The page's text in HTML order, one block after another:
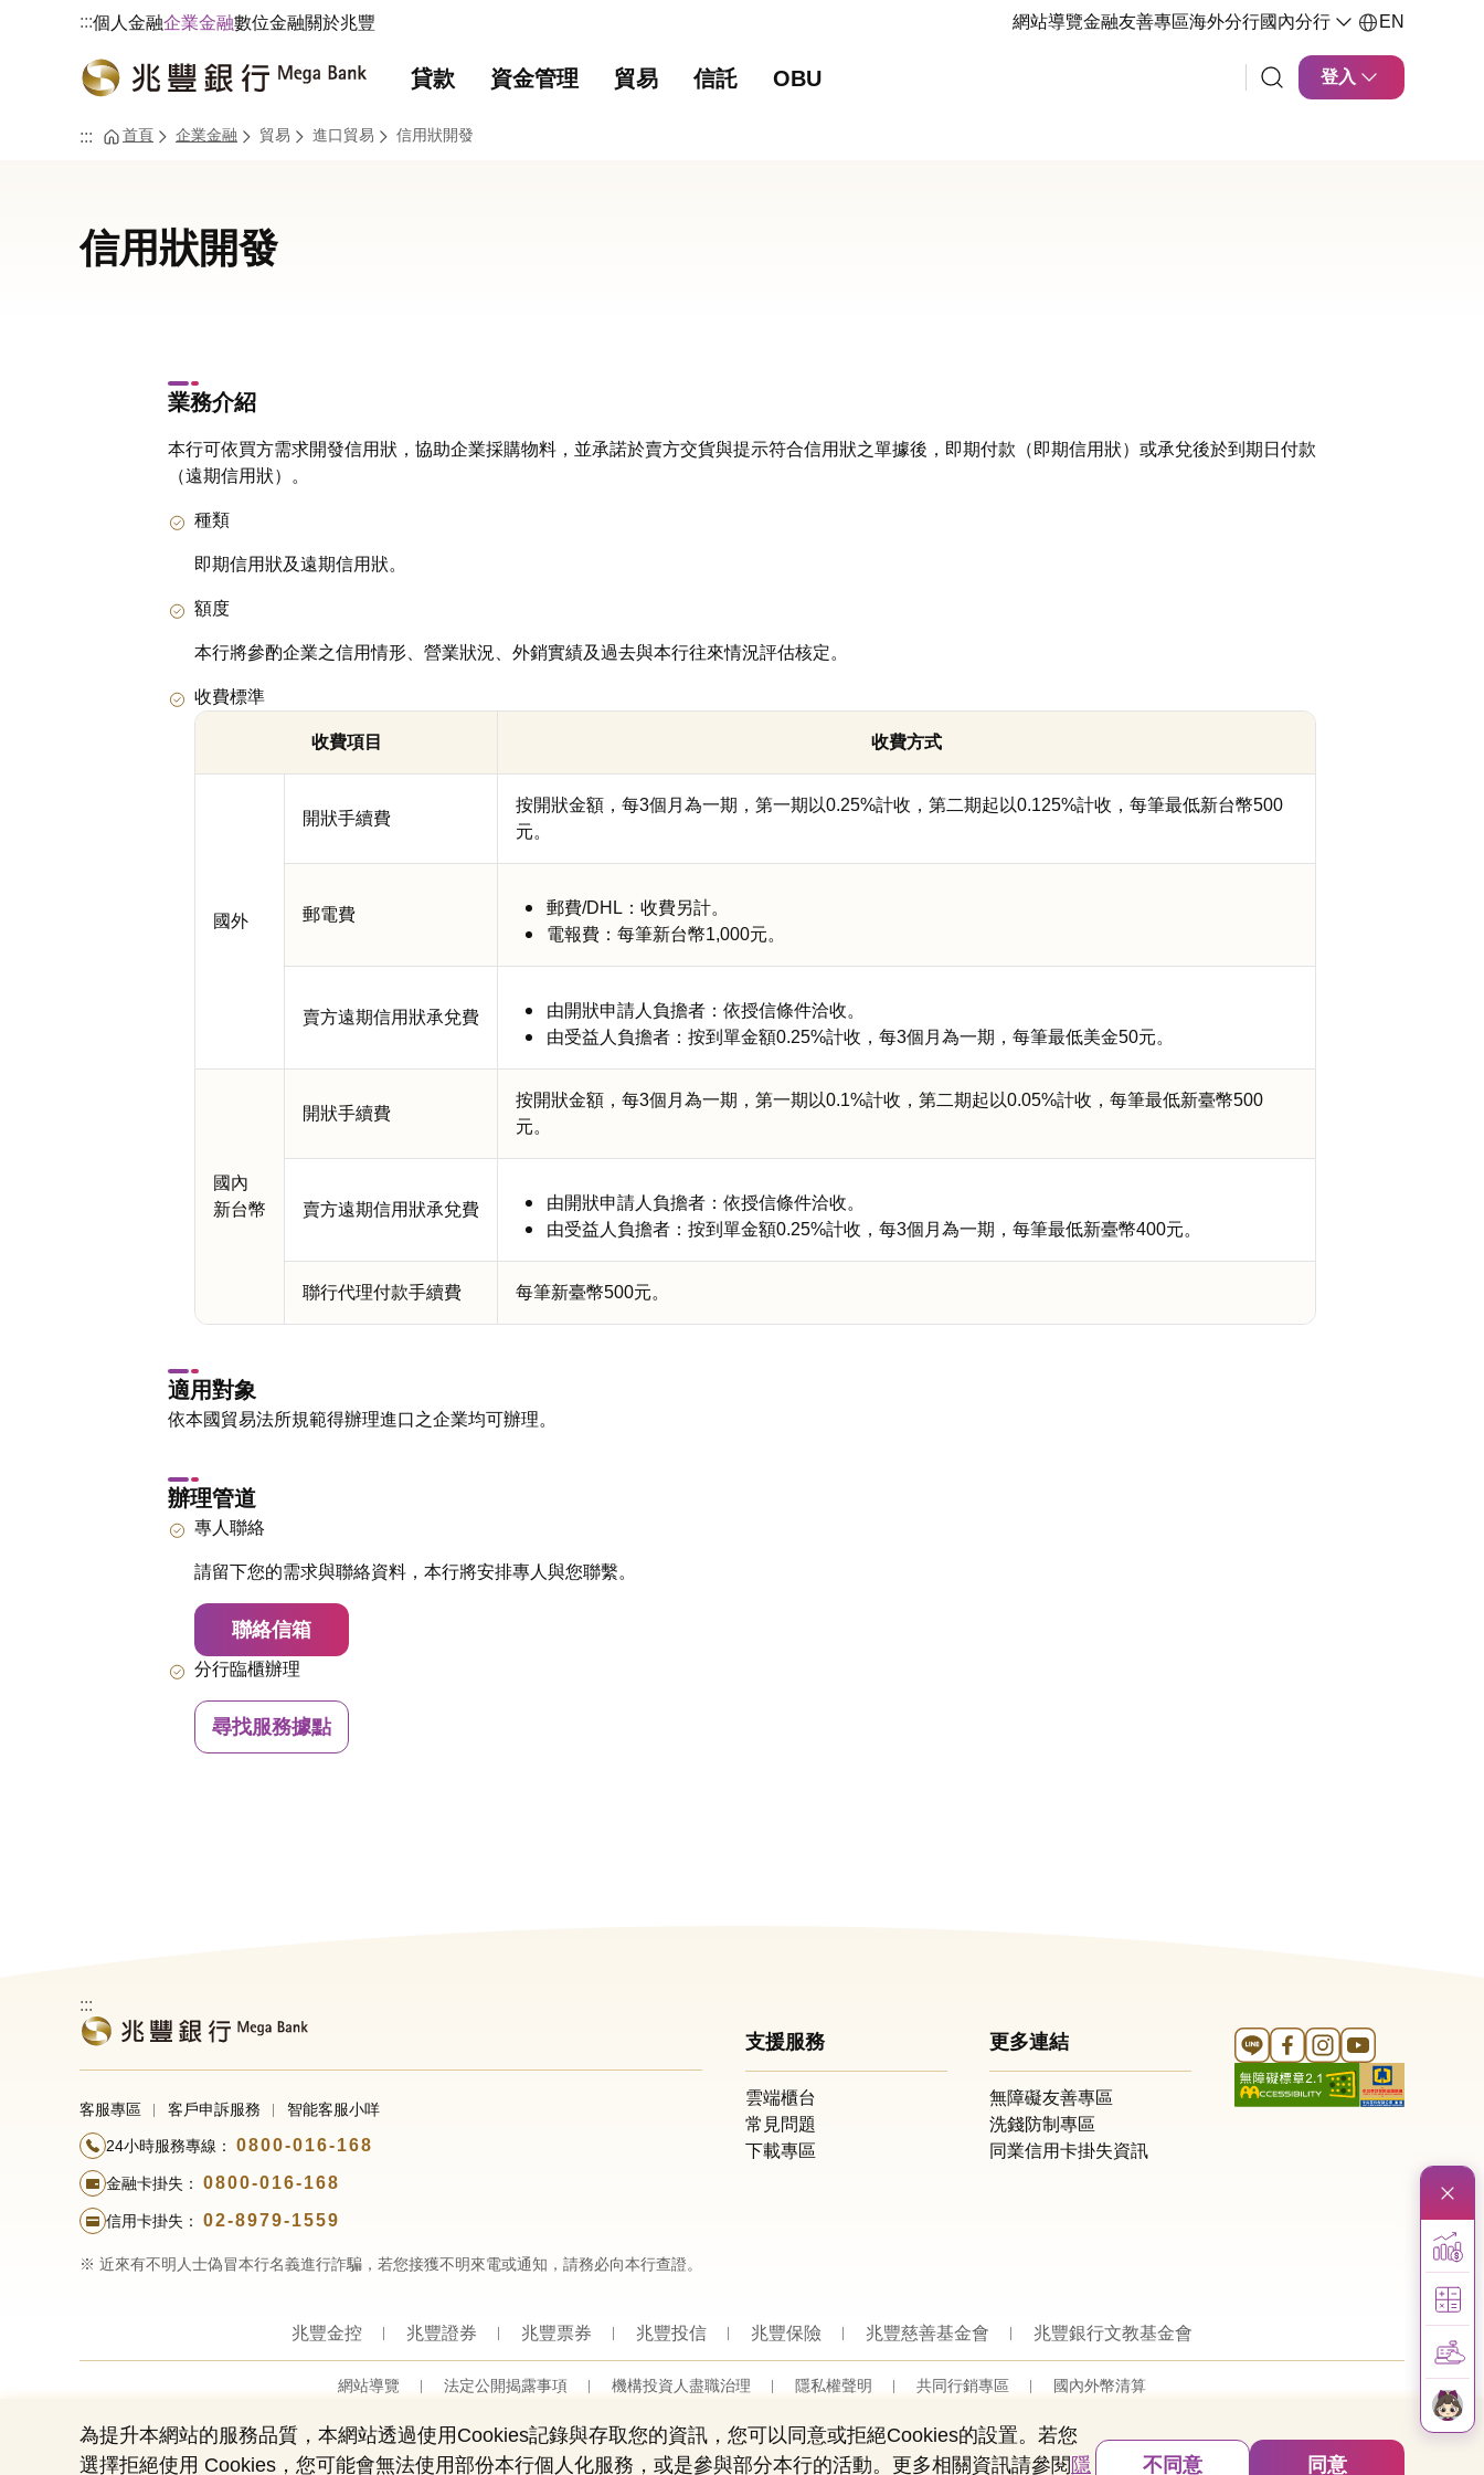
:::個人金融企業金融數位金融關於兆豐 網站導覽金融友善專區海外分行國內分行 EN
貸款 資金管理 貿易 信託 OBU 登入
::: 首頁 企業金融 貿易 進口貿易 信用狀開發
信用狀開發
業務介紹
本行可依買方需求開發信用狀，協助企業採購物料，並承諾於賣方交貨與提示符合信用狀之單據後，即期付款（即期信用狀）或承兌後於到期日付款
（遠期信用狀）。
種類
即期信用狀及遠期信用狀。
額度
本行將參酌企業之信用情形、營業狀況、外銷實績及過去與本行往來情況評估核定。
收費標準
收費項目 收費方式
國外
開狀手續費
按開狀金額，每3個月為一期，第一期以0.25%計收，第二期起以0.125%計收，每筆最低新台幣500
元。
郵電費
郵費/DHL：收費另計。
電報費：每筆新台幣1,000元。
賣方遠期信用狀承兌費
由開狀申請人負擔者：依授信條件洽收。
由受益人負擔者：按到單金額0.25%計收，每3個月為一期，每筆最低美金50元。
國內
新台幣
開狀手續費
按開狀金額，每3個月為一期，第一期以0.1%計收，第二期起以0.05%計收，每筆最低新臺幣500
元。
賣方遠期信用狀承兌費
由開狀申請人負擔者：依授信條件洽收。
由受益人負擔者：按到單金額0.25%計收，每3個月為一期，每筆最低新臺幣400元。
聯行代理付款手續費 每筆新臺幣500元。
適用對象
依本國貿易法所規範得辦理進口之企業均可辦理。
辦理管道
專人聯絡
請留下您的需求與聯絡資料，本行將安排專人與您聯繫。
聯絡信箱
分行臨櫃辦理
尋找服務據點
:::
客服專區 客戶申訴服務 智能客服小咩
24小時服務專線： 0800-016-168
金融卡掛失： 0800-016-168
信用卡掛失： 02-8979-1559
※ 近來有不明人士偽冒本行名義進行詐騙，若您接獲不明來電或通知，請務必向本行查證。
支援服務
雲端櫃台
常見問題
下載專區
更多連結
無障礙友善專區
洗錢防制專區
同業信用卡掛失資訊
Line 官方帳號
FB 官方帳號
Instagram 官方帳號
YouTube 官方帳號
兆豐金控 兆豐證券 兆豐票券 兆豐投信 兆豐保險 兆豐慈善基金會 兆豐銀行文教基金會
網站導覽 法定公開揭露事項 機構投資人盡職治理 隱私權聲明 共同行銷專區 國內外幣清算
營業人：兆豐國際商業銀行股份有限公司 營利事業統一編號：03705903
Copyright © by Mega International Commercial Bank
為提升本網站的服務品質，本網站透過使用Cookies記錄與存取您的資訊，您可以同意或拒絕Cookies的設置。若您
選擇拒絕使用 Cookies，您可能會無法使用部份本行個人化服務，或是參與部分本行的活動。更多相關資訊請參閱 隱 不同意 同意